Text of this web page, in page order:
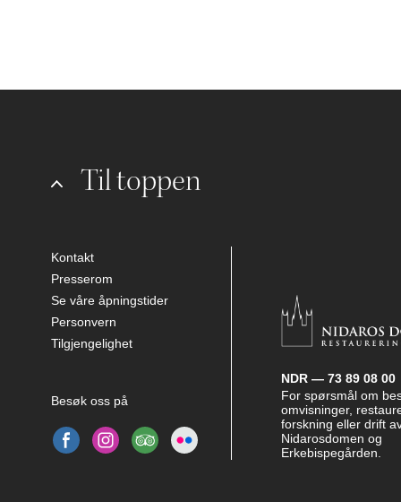
Til toppen
Kontakt
Presserom
Se våre åpningstider
Personvern
Tilgjengelighet
Besøk oss på
NDR — 73 89 08 00
For spørsmål om
omvisninger,
forskning eller drift
Nidarosdomen og
Erkebispegården.